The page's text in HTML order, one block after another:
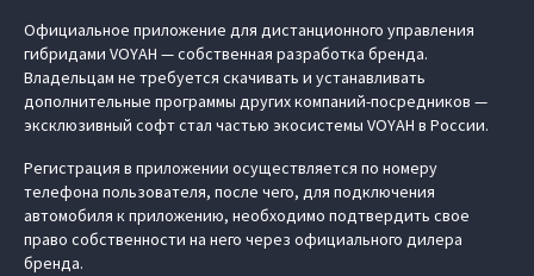
Официальное приложение для дистанционного управления
гибридами VOYAH — собственная разработка бренда.
Владельцам не требуется скачивать и устанавливать
дополнительные программы других компаний-посредников —
эксклюзивный софт стал частью экосистемы VOYAH в России.
Регистрация в приложении осуществляется по номеру
телефона пользователя, после чего, для подключения
автомобиля к приложению, необходимо подтвердить свое
право собственности на него через официального дилера
бренда.